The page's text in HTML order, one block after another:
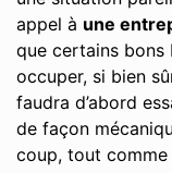
appel à une
que certains bons
occuper, si bien
faudra d’abord
de façon
coup, tout comme